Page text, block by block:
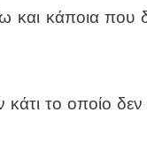
και κάποια που
το οποίο δεν